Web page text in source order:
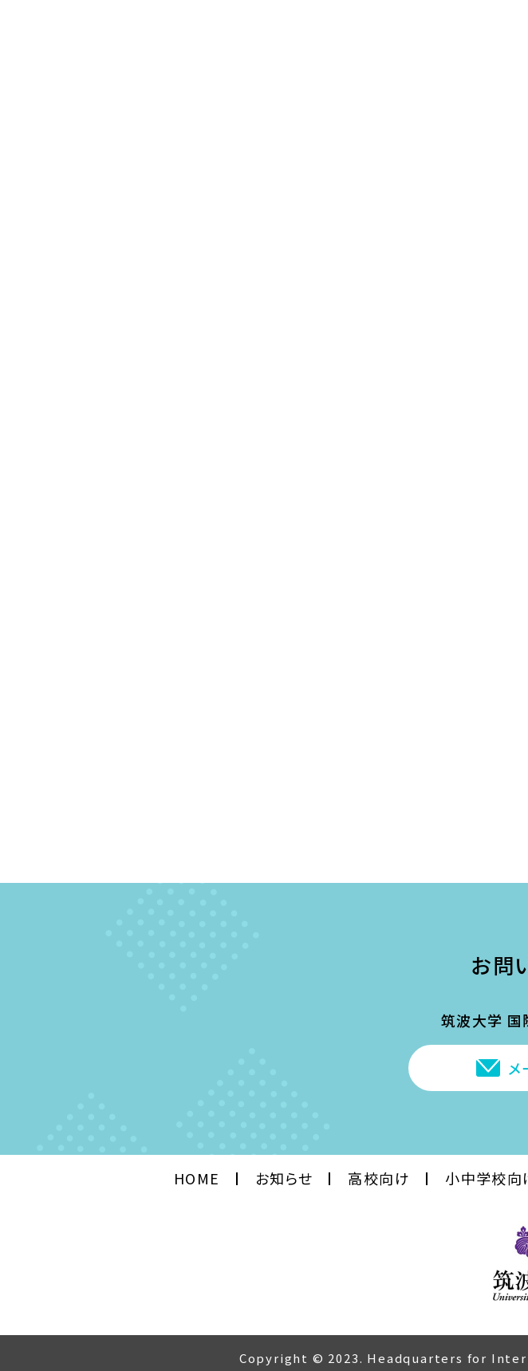
お問
筑波大学 国
メ
HOME お知らせ 高校向け 小中学校向
Copyright © 2023. Headquarters for